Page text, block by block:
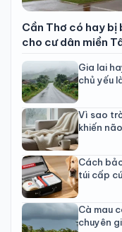
Cần Thơ có hay
cho cư dân miền
Gia lai
chủ yếu
Vì sao
khiến
Cách
túi cấp
Cà mau
chuyên